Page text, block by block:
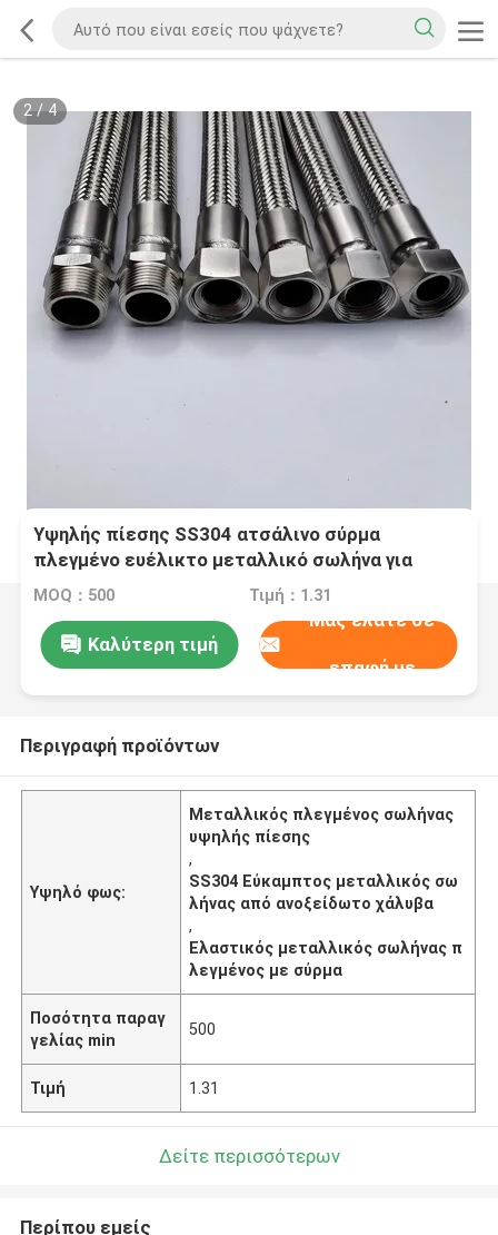
2/4
Υψηλής πίεσης SS304 ατσάλινο σύρμα
πλεγμένο ευέλικτο μεταλλικό σωλήνα για
θερμαντήρα νερού
MOQ：500 Τιμή：1.31
Καλύτερη τιμή
Μας ελάτε σε
επαφή με
Περιγραφή προϊόντων
Υψηλό φως:
Μεταλλικός πλεγμένος σωλήνας
υψηλής πίεσης
,
SS304 Εύκαμπτος μεταλλικός σω
λήνας από ανοξείδωτο χάλυβα
,
Ελαστικός μεταλλικός σωλήνας π
λεγμένος με σύρμα
Ποσότητα παραγ
γελίας min
500
Τιμή 1.31
Δείτε περισσότερων
Περίπου εμείς